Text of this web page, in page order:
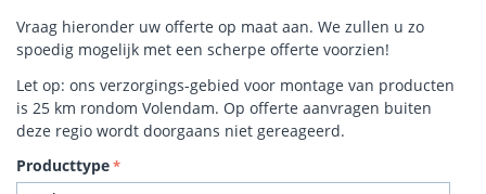
Vraag hieronder uw offerte op maat aan. We zullen u zo
spoedig mogelijk met een scherpe offerte voorzien!
Let op: ons verzorgings-gebied voor montage van producten
is 25 km rondom Volendam. Op offerte aanvragen buiten
deze regio wordt doorgaans niet gereageerd.
Producttype